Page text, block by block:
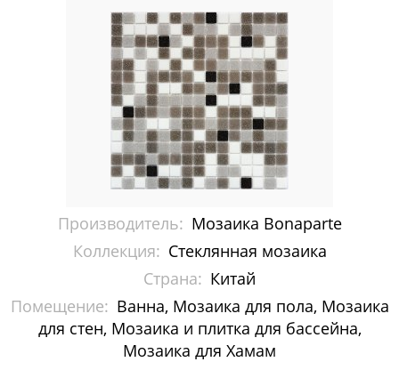
Керамогранит Staro
Мозаика ArtMoment
Мозаика Bars Crystal Mosaic
Мозаика Bonaparte
Керамическая мозаика
Керамогранит
Металлическая мозаика
Мозаика стеклянная с камнем
Производитель: Мозаика Bonaparte
Коллекция: Стеклянная мозаика
Страна: Китай
Помещение: Ванна, Мозаика для пола, Мозаика
для стен, Мозаика и плитка для бассейна,
Мозаика для Хамам